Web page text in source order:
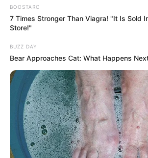
BOOSTARO
7 Times Stronger Than Viagra! "It Is Sold
Store!"
BUZZ DAY
Bear Approaches Cat: What Happens